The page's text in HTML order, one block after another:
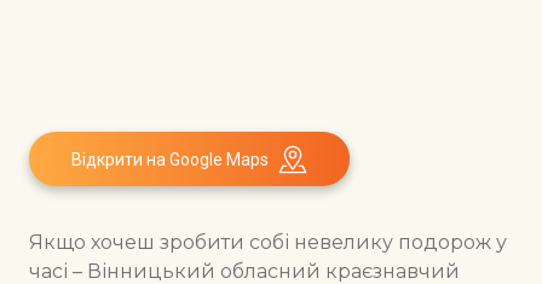
Відкрити на Google Maps
Якщо хочеш зробити собі невелику подорож у
часі – Вінницький обласний краєзнавчий